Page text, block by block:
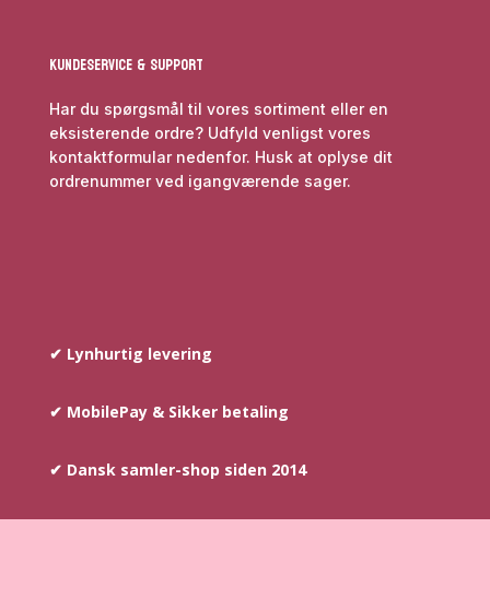
Kundeservice & Support
Har du spørgsmål til vores sortiment eller en
eksisterende ordre? Udfyld venligst vores
kontaktformular nedenfor. Husk at oplyse dit
ordrenummer ved igangværende sager.
✔ Lynhurtig levering
✔ MobilePay & Sikker betaling
✔ Dansk samler-shop siden 2014